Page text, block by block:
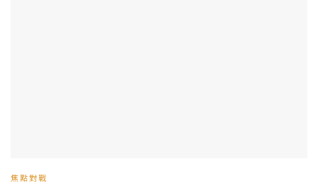
焦點對戰